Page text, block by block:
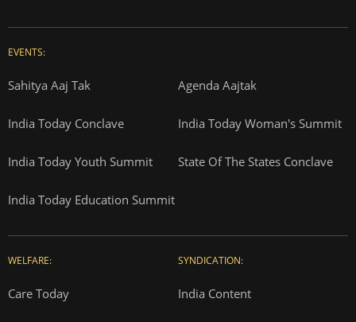
EVENTS:
Sahitya Aaj Tak Agenda Aajtak
India Today Conclave India Today Woman's Summit
India Today Youth Summit State Of The States Conclave
India Today Education Summit
WELFARE:
Care Today
SYNDICATION:
India Content